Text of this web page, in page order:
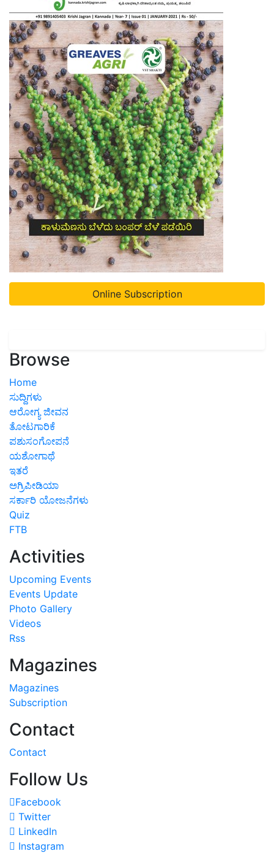
Online Subscription
Browse
Home
ಸುದ್ದಿಗಳು
ಆರೋಗ್ಯ ಜೀವನ
ತೋಟಗಾರಿಕೆ
ಪಶುಸಂಗೋಪನೆ
ಯಶೋಗಾಥೆ
ಇತರೆ
ಅಗ್ರಿಪೀಡಿಯಾ
ಸರ್ಕಾರಿ ಯೋಜನೆಗಳು
Quiz
FTB
Activities
Upcoming Events
Events Update
Photo Gallery
Videos
Rss
Magazines
Magazines
Subscription
Contact
Contact
Follow Us
Facebook
Twitter
LinkedIn
Instagram